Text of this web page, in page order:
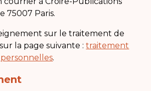
75007 Paris.
sur le traitement de
la page suivante :traitement
.